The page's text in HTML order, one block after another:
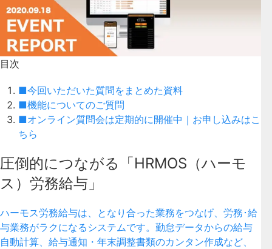
目次
■今回いただいた質問をまとめた資料
■機能についてのご質問
■オンライン質問会は定期的に開催中｜お申し込みはこ
ちら
圧倒的につながる「HRMOS（ハーモ
ス）労務給与」
ハーモス労務給与は、となり合った業務をつなげ、労務･給
与業務がラクになるシステムです。勤怠データからの給与
自動計算、給与通知・年末調整書類のカンタン作成など、